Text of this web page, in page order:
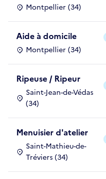
Montpellier (34)
Aide à domicile
Montpellier (34)
Ripeuse / Ripeur
Saint-Jean-de-Védas
(34)
Menuisier d'atelier
Saint-Mathieu-de-
Tréviers (34)